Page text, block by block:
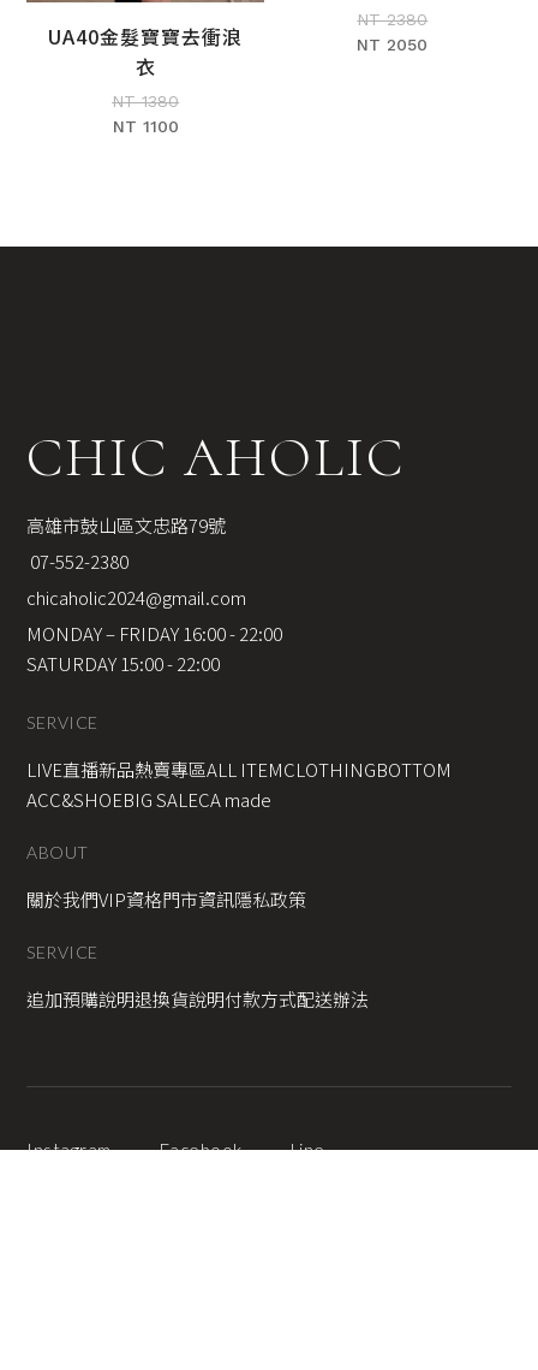
加入購物車
UA40金髮寶寶去衝浪
衣
NT 1380
NT 1100
NT 2380
NT 2050
CHIC AHOLIC
高雄市鼓山區文忠路79號
07-552-2380
chicaholic2024@gmail.com
MONDAY – FRIDAY 16:00 - 22:00
SATURDAY 15:00 - 22:00
SERVICE
LIVE直播新品熱賣專區ALL ITEMCLOTHINGBOTTOM
ACC&SHOEBIG SALECA made
ABOUT
關於我們VIP資格門市資訊隱私政策
SERVICE
追加預購說明退換貨說明付款方式配送辦法
Instagram Facebook Line